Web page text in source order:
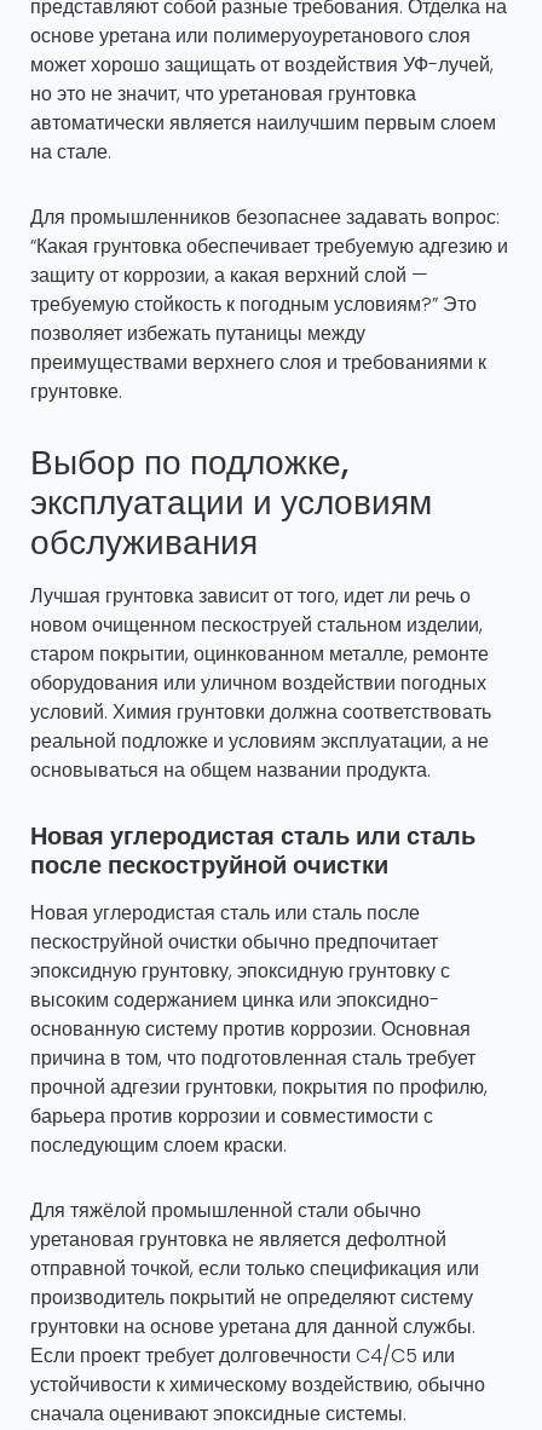
представляют собой разные требования. Отделка на
основе уретана или полимеруоуретанового слоя
может хорошо защищать от воздействия УФ-лучей,
но это не значит, что уретановая грунтовка
автоматически является наилучшим первым слоем
на стале.
Для промышленников безопаснее задавать вопрос:
“Какая грунтовка обеспечивает требуемую адгезию и
защиту от коррозии, а какая верхний слой —
требуемую стойкость к погодным условиям?” Это
позволяет избежать путаницы между
преимуществами верхнего слоя и требованиями к
грунтовке.
Выбор по подложке,
эксплуатации и условиям
обслуживания
Лучшая грунтовка зависит от того, идет ли речь о
новом очищенном пескоструей стальном изделии,
старом покрытии, оцинкованном металле, ремонте
оборудования или уличном воздействии погодных
условий. Химия грунтовки должна соответствовать
реальной подложке и условиям эксплуатации, а не
основываться на общем названии продукта.
Новая углеродистая сталь или сталь
после пескоструйной очистки
Новая углеродистая сталь или сталь после
пескоструйной очистки обычно предпочитает
эпоксидную грунтовку, эпоксидную грунтовку с
высоким содержанием цинка или эпоксидно-
основанную систему против коррозии. Основная
причина в том, что подготовленная сталь требует
прочной адгезии грунтовки, покрытия по профилю,
барьера против коррозии и совместимости с
последующим слоем краски.
Для тяжёлой промышленной стали обычно
уретановая грунтовка не является дефолтной
отправной точкой, если только спецификация или
производитель покрытий не определяют систему
грунтовки на основе уретана для данной службы.
Если проект требует долговечности C4/C5 или
устойчивости к химическому воздействию, обычно
сначала оценивают эпоксидные системы.